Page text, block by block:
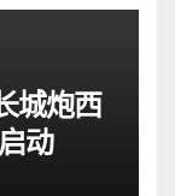
城炮西
动